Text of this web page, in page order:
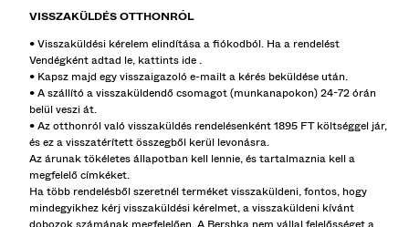
VISSZAKÜLDÉS OTTHONRÓL
• Visszaküldési kérelem elindítása a fiókodból. Ha a rendelést
Vendégként adtad le, kattints ide.
• Kapsz majd egy visszaigazoló e-mailt a kérés beküldése után.
• A szállító a visszaküldendő csomagot (munkanapokon) 24-72 órán
belül veszi át.
• Az otthonról való visszaküldés rendelésenként 1895 FT költséggel jár,
és ez a visszatérített összegből kerül levonásra.
Az árunak tökéletes állapotban kell lennie, és tartalmaznia kell a
megfelelő címkéket.
Ha több rendelésből szeretnél terméket visszaküldeni, fontos, hogy
mindegyikhez kérj visszaküldési kérelmet, a visszaküldeni kívánt
PROJEKTEK
MUSIC
SZABÁS: YOUR FAN ERA
TÖBBMÁRKÁS AJÁNDÉKKÁRTYA NEWSLETTER SEGÍTSÉG